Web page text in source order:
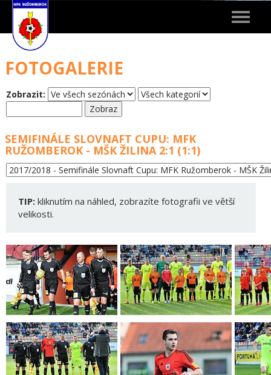
Toggle
FOTOGALERIE
Zobrazit:
SEMIFINÁLE SLOVNAFT CUPU: MFK
RUŽOMBEROK - MŠK ŽILINA 2:1 (1:1)
TIP: kliknutím na náhled, zobrazíte fotografii ve větší
velikosti.